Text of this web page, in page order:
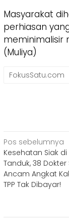
Masyarakat
perhiasan
meminimalisir
(Muliya)
FokusSatu.com
Navigasi
pos
Pos sebelumnya
Kesehatan Siak di
Tanduk, 38 Dokter
Ancam Angkat
TPP Tak Dibayar!